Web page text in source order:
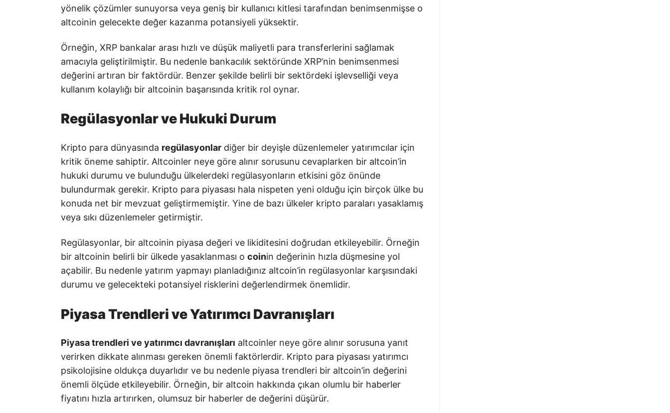
yönelik çözümler sunuyorsa veya geniş bir kullanıcı kitlesi tarafından benimsenmişse o
altcoinin gelecekte değer kazanma potansiyeli yüksektir.
Örneğin, XRP bankalar arası hızlı ve düşük maliyetli para transferlerini sağlamak
amacıyla geliştirilmiştir. Bu nedenle bankacılık sektöründe XRP’nin benimsenmesi
değerini artıran bir faktördür. Benzer şekilde belirli bir sektördeki işlevselliği veya
kullanım kolaylığı bir altcoinin başarısında kritik rol oynar.
Regülasyonlar ve Hukuki Durum
Kripto para dünyasında regülasyonlar diğer bir deyişle düzenlemeler yatırımcılar için
kritik öneme sahiptir. Altcoinler neye göre alınır sorusunu cevaplarken bir altcoin’in
hukuki durumu ve bulunduğu ülkelerdeki regülasyonların etkisini göz önünde
bulundurmak gerekir. Kripto para piyasası hala nispeten yeni olduğu için birçok ülke bu
konuda net bir mevzuat geliştirmemiştir. Yine de bazı ülkeler kripto paraları yasaklamış
veya sıkı düzenlemeler getirmiştir.
Regülasyonlar, bir altcoinin piyasa değeri ve likiditesini doğrudan etkileyebilir. Örneğin
bir altcoinin belirli bir ülkede yasaklanması o coinin değerinin hızla düşmesine yol
açabilir. Bu nedenle yatırım yapmayı planladığınız altcoin’in regülasyonlar karşısındaki
durumu ve gelecekteki potansiyel risklerini değerlendirmek önemlidir.
Piyasa Trendleri ve Yatırımcı Davranışları
Piyasa trendleri ve yatırımcı davranışları altcoinler neye göre alınır sorusuna yanıt
verirken dikkate alınması gereken önemli faktörlerdir. Kripto para piyasası yatırımcı
psikolojisine oldukça duyarlıdır ve bu nedenle piyasa trendleri bir altcoin’in değerini
önemli ölçüde etkileyebilir. Örneğin, bir altcoin hakkında çıkan olumlu bir haberler
fiyatını hızla artırırken, olumsuz bir haberler de değerini düşürür.